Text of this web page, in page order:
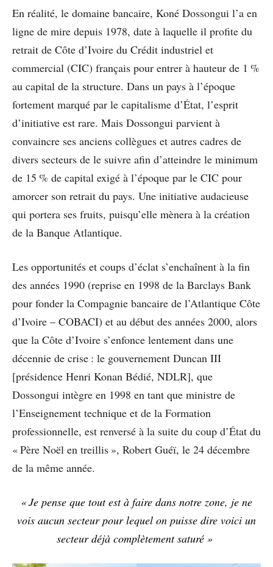
En réalité, le domaine bancaire, Koné Dossongui l’a en
ligne de mire depuis 1978, date à laquelle il profite du
retrait de Côte d’Ivoire du Crédit industriel et
commercial (CIC) français pour entrer à hauteur de 1 %
au capital de la structure. Dans un pays à l’époque
fortement marqué par le capitalisme d’État, l’esprit
d’initiative est rare. Mais Dossongui parvient à
convaincre ses anciens collègues et autres cadres de
divers secteurs de le suivre afin d’atteindre le minimum
de 15 % de capital exigé à l’époque par le CIC pour
amorcer son retrait du pays. Une initiative audacieuse
qui portera ses fruits, puisqu’elle mènera à la création
de la Banque Atlantique.
Les opportunités et coups d’éclat s’enchaînent à la fin
des années 1990 (reprise en 1998 de la Barclays Bank
pour fonder la Compagnie bancaire de l’Atlantique Côte
d’Ivoire – COBACI) et au début des années 2000, alors
que la Côte d’Ivoire s’enfonce lentement dans une
décennie de crise : le gouvernement Duncan III
[présidence Henri Konan Bédié, NDLR], que
Dossongui intègre en 1998 en tant que ministre de
l’Enseignement technique et de la Formation
professionnelle, est renversé à la suite du coup d’État du
« Père Noël en treillis », Robert Guéï, le 24 décembre
de la même année.
« Je pense que tout est à faire dans notre zone, je ne
vois aucun secteur pour lequel on puisse dire voici un
secteur déjà complètement saturé »